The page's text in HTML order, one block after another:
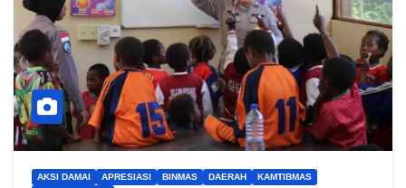
AKSI DAMAI APRESIASI BINMAS DAERAH KAMTIBMAS